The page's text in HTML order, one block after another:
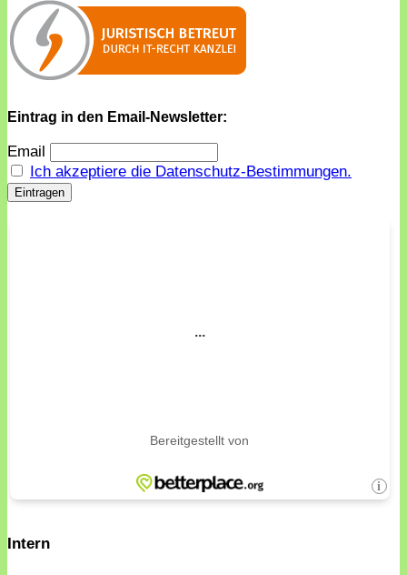
Eintrag in den Email-Newsletter:
Email
Ich akzeptiere die Datenschutz-Bestimmungen.
Intern